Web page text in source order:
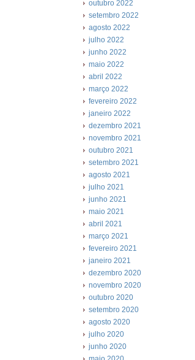
outubro 2022
setembro 2022
agosto 2022
julho 2022
junho 2022
maio 2022
abril 2022
março 2022
fevereiro 2022
janeiro 2022
dezembro 2021
novembro 2021
outubro 2021
setembro 2021
agosto 2021
julho 2021
junho 2021
maio 2021
abril 2021
março 2021
fevereiro 2021
janeiro 2021
dezembro 2020
novembro 2020
outubro 2020
setembro 2020
agosto 2020
julho 2020
junho 2020